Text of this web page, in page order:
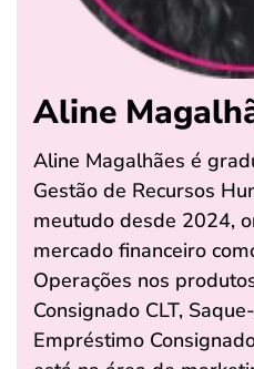
Aline
Aline Magalhães é
Gestão de Recursos
meutudo desde 2024,
mercado financeiro
Operações nos
Consignado CLT,
Empréstimo